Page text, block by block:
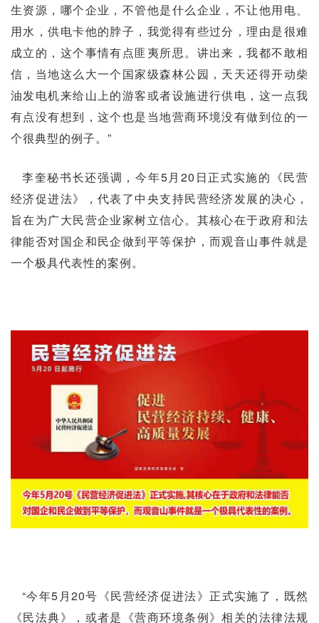
生资源，哪个企业，不管他是什么企业，不让他用电、
用水，供电卡他的脖子，我觉得有些过分，理由是很难
成立的，这个事情有点匪夷所思。讲出来，我都不敢相
信，当地这么大一个国家级森林公园，天天还得开动柴
油发电机来给山上的游客或者设施进行供电，这一点我
有点没有想到，这个也是当地营商环境没有做到位的一
个很典型的例子。”
李奎秘书长还强调，今年5月20日正式实施的《民营
经济促进法》，代表了中央支持民营经济发展的决心，
旨在为广大民营企业家树立信心。其核心在于政府和法
律能否对国企和民企做到平等保护，而观音山事件就是
一个极具代表性的案例。
“今年5月20号《民营经济促进法》正式实施了，既然
《民法典》，或者是《营商环境条例》相关的法律法规